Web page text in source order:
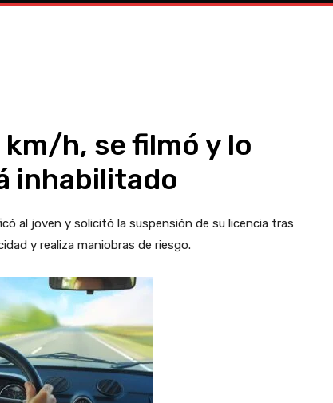
h, se filmó y lo
inhabilitado
al joven y solicitó la suspensión de su licencia tras
y realiza maniobras de riesgo.